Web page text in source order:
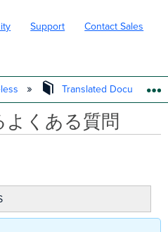
Support Contact Sales
GLOBAL
Translated Documents
よくある質問